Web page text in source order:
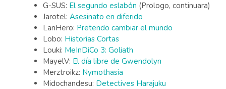
G-SUS: El segundo eslabón (Prologo, continuara)
Jarotel: Asesinato en diferido
LanHero: Pretendo cambiar el mundo
Lobo: Historias Cortas
Louki: MeInDiCo 3: Goliath
MayelV: El día libre de Gwendolyn
Merztroikz: Nymothasia
Midochandesu: Detectives Harajuku